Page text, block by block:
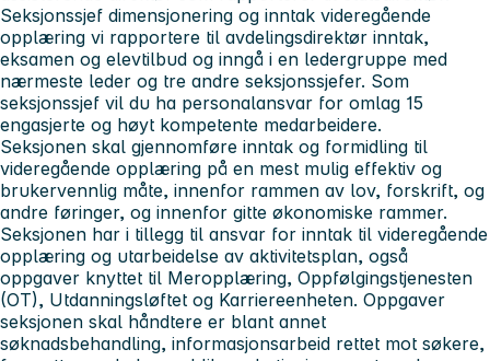
Seksjonssjef dimensjonering og inntak videregående
opplæring vi rapportere til avdelingsdirektør inntak,
eksamen og elevtilbud og inngå i en ledergruppe med
nærmeste leder og tre andre seksjonssjefer. Som
seksjonssjef vil du ha personalansvar for omlag 15
engasjerte og høyt kompetente medarbeidere.
Seksjonen skal gjennomføre inntak og formidling til
videregående opplæring på en mest mulig effektiv og
brukervennlig måte, innenfor rammen av lov, forskrift, og
andre føringer, og innenfor gitte økonomiske rammer.
Seksjonen har i tillegg til ansvar for inntak til videregående
opplæring og utarbeidelse av aktivitetsplan, også
oppgaver knyttet til Meropplæring, Oppfølgingstjenesten
(OT), Utdanningsløftet og Karriereenheten. Oppgaver
seksjonen skal håndtere er blant annet
søknadsbehandling, informasjonsarbeid rettet mot søkere,